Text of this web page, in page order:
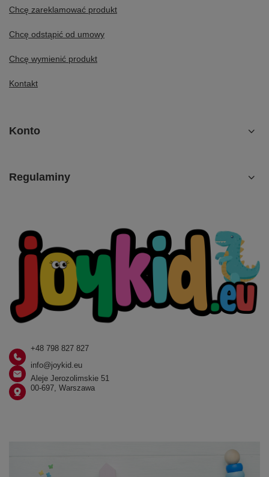
Chcę zareklamować produkt
Chcę odstąpić od umowy
Chcę wymienić produkt
Kontakt
Konto
Regulaminy
+48 798 827 827
info@joykid.eu
Aleje Jerozolimskie 51
00-697, Warszawa